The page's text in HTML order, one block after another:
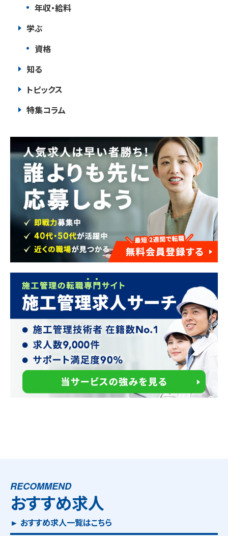
年収・給料
学ぶ
資格
知る
トピックス
特集コラム
RECOMMEND
おすすめ求人
► おすすめ求人一覧はこちら